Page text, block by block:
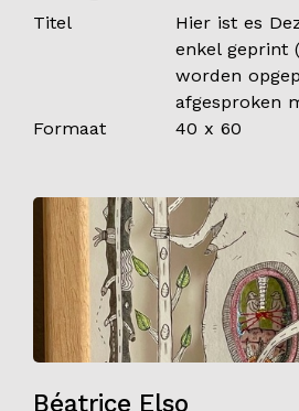
Titel
Hier ist es
enkel geprint
worden
afgesproken
Formaat
40 x 60
Béatrice Elso